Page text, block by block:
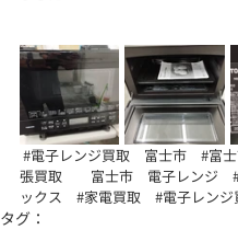
#電子レンジ買取 富士市 #富
張買取 富士市　電子レンジ
ックス
#家電買取 #電子レンジ
タグ：